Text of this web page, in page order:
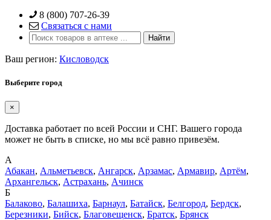
Skip
content
8 (800) 707-26-39
Связаться с нами
Ваш регион: Кисловодск
Выберите город
×
Доставка работает по всей России и СНГ. Вашего города
может не быть в списке, но мы всё равно привезём.
А
Абакан, Альметьевск, Ангарск, Арзамас, Армавир, Артём,
Архангельск, Астрахань, Ачинск
Б
Балаково, Балашиха, Барнаул, Батайск, Белгород, Бердск,
Березники, Бийск, Благовещенск, Братск, Брянск